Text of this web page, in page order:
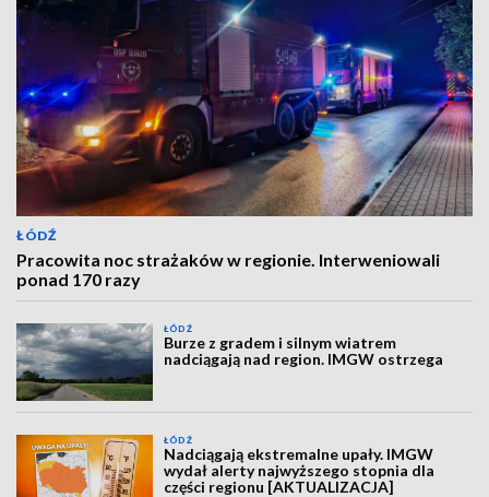
ŁÓDŹ
Pracowita noc strażaków w regionie. Interweniowali
ponad 170 razy
ŁÓDŹ
Burze z gradem i silnym wiatrem
nadciągają nad region. IMGW ostrzega
ŁÓDŹ
Nadciągają ekstremalne upały. IMGW
wydał alerty najwyższego stopnia dla
części regionu [AKTUALIZACJA]